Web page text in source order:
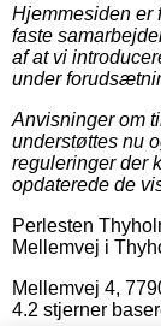
Hjemmesiden er
faste
af at vi
under
Anvisninger om
understøttes nu
reguleringer der
opdaterede de
Perlesten
Mellemvej i
Mellemvej 4,
4.2 stjerner